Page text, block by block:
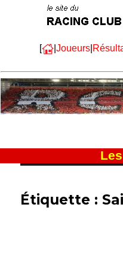
[ | Joueurs|
Étiquette :